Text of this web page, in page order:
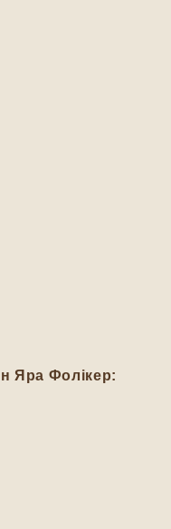
Яра Фолікер: